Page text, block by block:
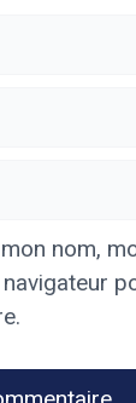
nom,